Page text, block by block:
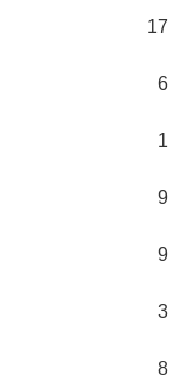
17
6
1
9
9
3
8